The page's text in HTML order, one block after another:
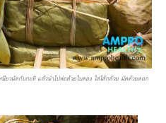
วผัดกับกะทิ แล้วนำไปห่อด้วยใบตอง ใส่ไส้กล้วย มัดด้วยตอก